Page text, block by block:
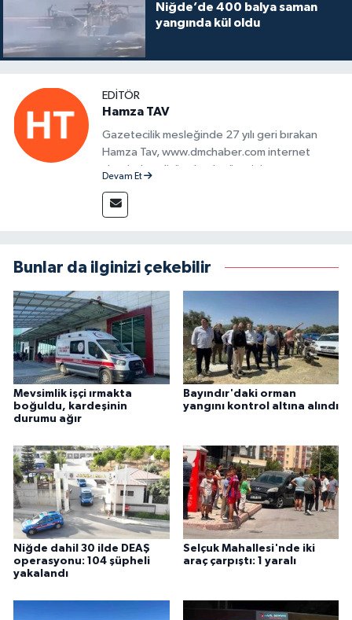
Niğde’de 400 balya saman
yangında kül oldu
EDITÖR
Hamza TAV
Gazetecilik mesleğinde 27 yılı geri bırakan
Hamza Tav, www.dmchaber.com internet
sitesinde editör olarak görevini
Devam Et
Bunlar da ilginizi çekebilir
Mevsimlik işçi ırmakta
boğuldu, kardeşinin
durumu ağır
Bayındır'daki orman
yangını kontrol altına alındı
Niğde dahil 30 ilde DEAŞ
operasyonu: 104 şüpheli
yakalandı
Selçuk Mahallesi'nde iki
araç çarpıştı: 1 yaralı